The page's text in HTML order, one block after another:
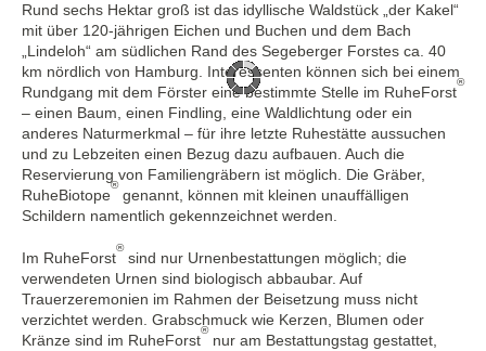
Rund sechs Hektar groß ist das idyllische Waldstück „der Kakel“
mit über 120-jährigen Eichen und Buchen und dem Bach
„Lindeloh“ am südlichen Rand des Segeberger Forstes ca. 40
km nördlich von Hamburg. Interessenten können sich bei einem
Rundgang mit dem Förster eine bestimmte Stelle im RuheForst
®
– einen Baum, einen Findling, eine Waldlichtung oder ein
anderes Naturmerkmal – für ihre letzte Ruhestätte aussuchen
und zu Lebzeiten einen Bezug dazu aufbauen. Auch die
Reservierung von Familiengräbern ist möglich. Die Gräber,
RuheBiotope
®
genannt, können mit kleinen unauffälligen
Schildern namentlich gekennzeichnet werden.
Im RuheForst
®
sind nur Urnenbestattungen möglich; die
verwendeten Urnen sind biologisch abbaubar. Auf
Trauerzeremonien im Rahmen der Beisetzung muss nicht
verzichtet werden. Grabschmuck wie Kerzen, Blumen oder
Kränze sind im RuheForst
®
nur am Bestattungstag gestattet,